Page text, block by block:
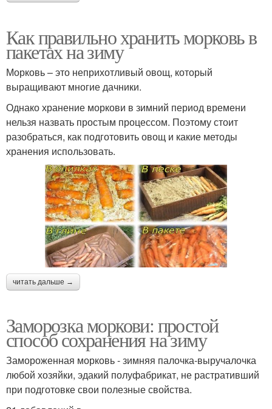
Как правильно хранить морковь в
пакетах на зиму
Морковь – это неприхотливый овощ, который
выращивают многие дачники.
Однако хранение моркови в зимний период времени
нельзя назвать простым процессом. Поэтому стоит
разобраться, как подготовить овощ и какие методы
хранения использовать.
читать дальше →
Заморозка моркови: простой
способ сохранения на зиму
Замороженная морковь - зимняя палочка-выручалочка
любой хозяйки, эдакий полуфабрикат, не растративший
при подготовке свои полезные свойства.